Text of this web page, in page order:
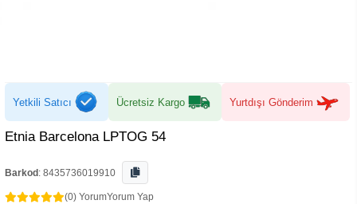
Yetkili Satıcı Ücretsiz Kargo Yurtdışı Gönderim
Etnia Barcelona LPTOG 54
Barkod : 8435736019910
(0) YorumYorum Yap